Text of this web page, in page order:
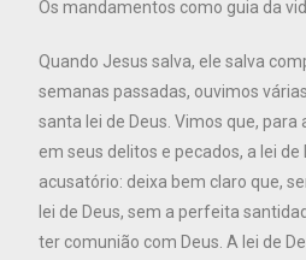
Os mandamentos como guia da
Quando Jesus salva, ele salva
semanas passadas, ouvimos
santa lei de Deus. Vimos que,
em seus delitos e pecados, a lei
acusatório: deixa bem claro que,
lei de Deus, sem a perfeita
ter comunião com Deus. A lei de